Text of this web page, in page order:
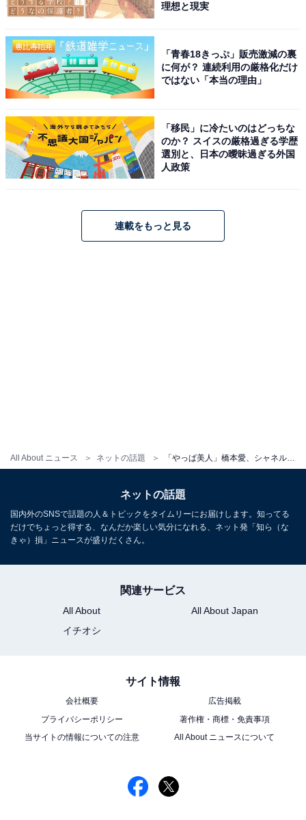
All About ニュース ネットの話題 「やっぱ美人」橋本愛、シャネルイベントで見せた圧倒的美貌と濃いめメイク！ 「綺麗としか言えない」
理想と現実
「青春18きっぷ」販売激減の裏
に何が？ 連続利用の厳格化だけ
ではない「本当の理由」
「移民」に冷たいのはどっちな
のか？ スイスの厳格過ぎる学歴
選別と、日本の曖昧過ぎる外国
人政策
連載をもっと見る
ネットの話題
国内外のSNSで話題の人＆トピックをタイムリーにお届けします。知ってる
だけでちょっと得する、なんだか楽しい気分になれる、ネット発「知ら（な
きゃ）損」ニュースが盛りだくさん。
関連サービス
All About
All About Japan
イチオシ
サイト情報
会社概要
広告掲載
プライバシーポリシー
著作権・商標・免責事項
当サイトの情報についての注意
All About ニュースについて